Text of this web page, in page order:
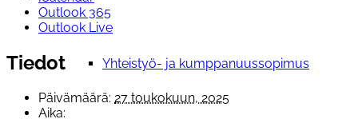
Yhteistyö- ja kumppanuussopimus
Outlook 365
Outlook Live
Tiedot
Päivämäärä: 27 toukokuun, 2025
Aika: